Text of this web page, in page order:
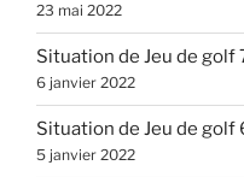
23 mai 2022
Situation de Jeu de golf
6 janvier 2022
Situation de Jeu de golf
5 janvier 2022